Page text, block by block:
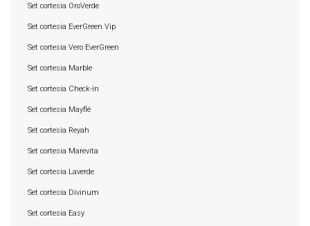
Set cortesia OroVerde
Set cortesia EverGreen Vip
Set cortesia Vero EverGreen
Set cortesia Marble
Set cortesia Check-in
Set cortesia Mayflé
Set cortesia Reyah
Set cortesia Marevita
Set cortesia Laverde
Set cortesia Divinum
Set cortesia Easy